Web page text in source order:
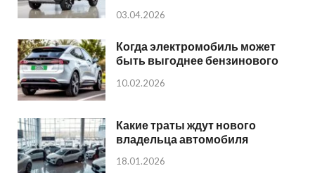
03.04.2026
Когда электромобиль может
быть выгоднее бензинового
10.02.2026
Какие траты ждут нового
владельца автомобиля
18.01.2026